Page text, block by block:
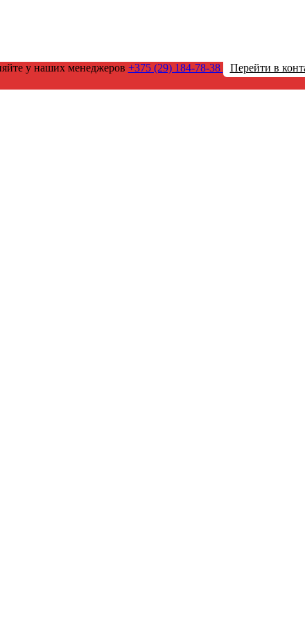
у наших менеджеров +375 (29) 184-78-38 Перейти в